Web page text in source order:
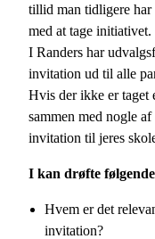
tillid man tidligere
med at tage initiativet.
I Randers har
invitation ud til alle
Hvis der ikke er taget
sammen med nogle
invitation til jeres
I kan drøfte
Hvem er det
invitation?